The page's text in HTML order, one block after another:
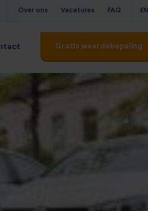
Over ons Vacatures FAQ EN
Gratis waardebepaling